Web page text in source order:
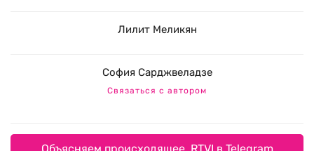
Лилит Меликян
София Сарджвеладзе
Связаться с автором